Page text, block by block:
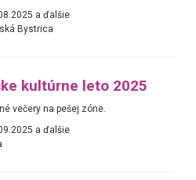
a ďalšie
Bystrica
kultúrne leto 2025
večery na pešej zóne.
a ďalšie